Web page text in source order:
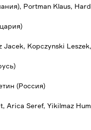
Portman Klaus,
Kopczynski
(Россия)
Arica Seref, Yikilmaz